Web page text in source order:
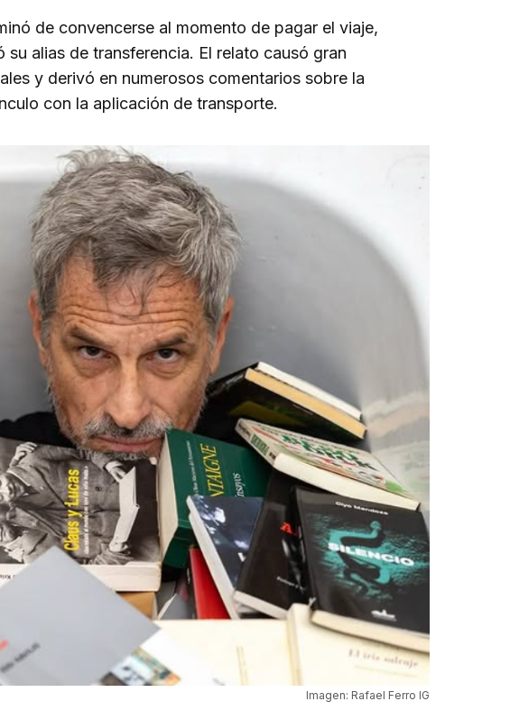
de convencerse al momento de pagar el viaje,
alias de transferencia. El relato causó gran
y derivó en numerosos comentarios sobre la
con la aplicación de transporte.
Imagen: Rafael Ferro IG